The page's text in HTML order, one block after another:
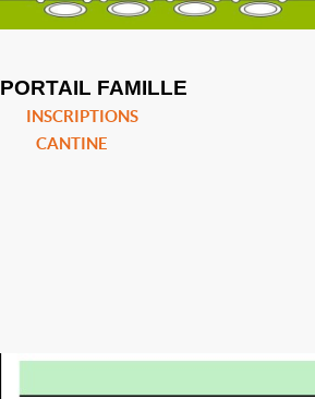
PORTAIL FAMILLE
INSCRIPTIONS
CANTINE